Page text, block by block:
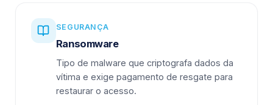
SEGURANÇA
Ransomware
Tipo de malware que criptografa dados da
vítima e exige pagamento de resgate para
restaurar o acesso.